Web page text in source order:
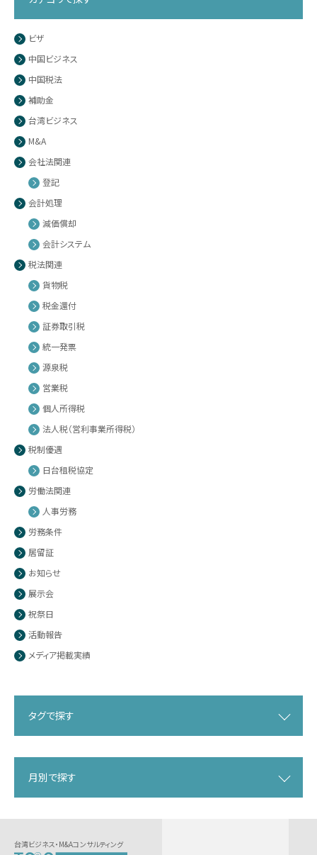
ビザ
中国ビジネス
中国税法
補助金
台湾ビジネス
M&A
会社法関連
登記
会計処理
減価償却
会計システム
税法関連
貨物税
税金還付
証券取引税
統一発票
源泉税
営業税
個人所得税
法人税（営利事業所得税）
税制優遇
日台租税協定
労働法関連
人事労務
労務条件
居留証
お知らせ
展示会
祝祭日
活動報告
メディア掲載実績
タグで探す
月別で探す
台湾ビジネス・M&Aコンサルティング